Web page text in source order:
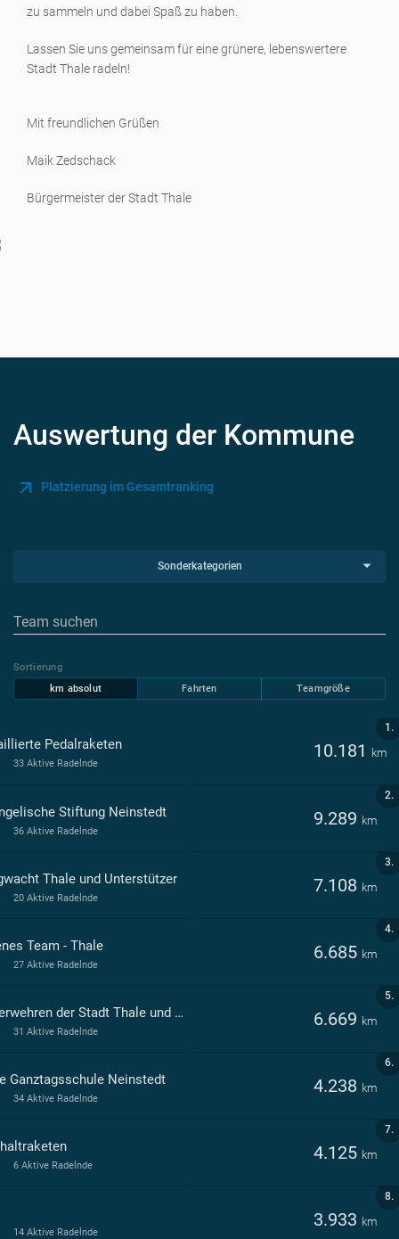
zu sammeln und dabei Spaß zu haben.
Lassen Sie uns gemeinsam für eine grünere, lebenswertere
Stadt Thale radeln!
Mit freundlichen Grüßen
Maik Zedschack
Bürgermeister der Stadt Thale
Auswertung der Kommune
Platzierung im Gesamtranking
Sonderkategorien
Sortierung
km absolut
Fahrten Teamgröße
1.
Pedalraketen 10.181 km
33 Aktive Radelnde
2.
Stiftung Neinstedt 9.289 km
36 Aktive Radelnde
3.
Thale und Unterstützer 7.108 km
20 Aktive Radelnde
4.
Team - Thale 6.685 km
27 Aktive Radelnde
5.
Feuerwehren der Stadt Thale und Unterstützer 6.669 km
31 Aktive Radelnde
6.
Ganztagsschule Neinstedt 4.238 km
34 Aktive Radelnde
7.
4.125 km
6 Aktive Radelnde
8.
3.933 km
14 Aktive Radelnde